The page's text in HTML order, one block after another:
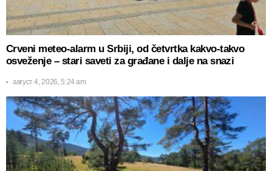
Crveni meteo-alarm u Srbiji, od četvrtka kakvo-takvo
osveženje – stari saveti za građane i dalje na snazi
август 4, 2026, 5:24 am